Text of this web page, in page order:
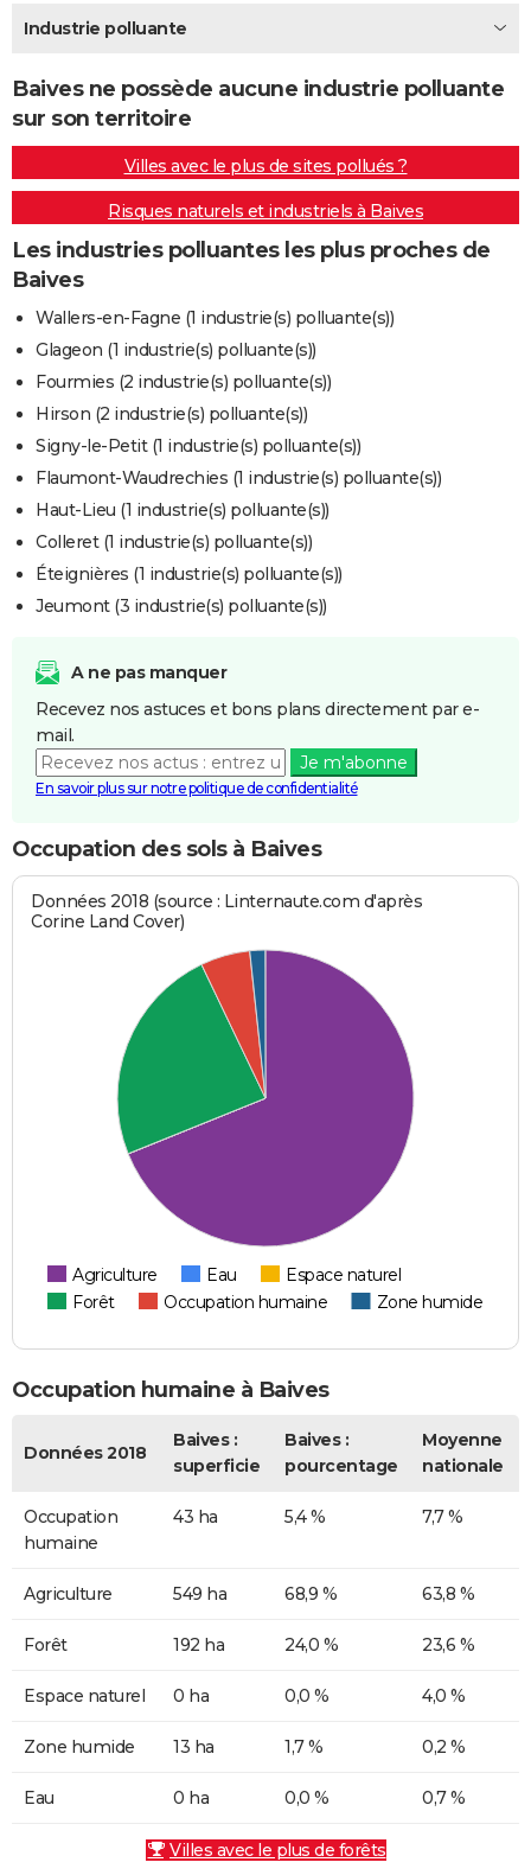
Destinations
City break
Voyage nature
Voyage de noces
Forum
Climat
+PHOTO
GUIDES D'ACHAT
BONS PLANS
CARTE DE VOEUX
Carte de Noël
Carte Bonne année
Carte Saint-Valentin
Carte d'anniversaire
DICTIONNAIRE
Dictionnaire
Biographies
Citations
Expressions
Proverbes
PROGRAMME TV
COPAINS D'AVANT
S'inscrire
Se connecter
Lycées
Collèges
Primaires
Universités
Entreprises
Service militaire
Avis de recherche
AVIS DE DÉCÈS
FORUM
Bricolage
Lifestyle
Culture
Sport
Auto
Television
Voyage
Cinema
Industrie polluante
Baives ne possède aucune industrie polluante
sur son territoire
Villes avec le plus de sites pollués ?
Risques naturels et industriels à Baives
Les industries polluantes les plus proches de
Baives
Wallers-en-Fagne (1 industrie(s) polluante(s))
Glageon (1 industrie(s) polluante(s))
Fourmies (2 industrie(s) polluante(s))
Hirson (2 industrie(s) polluante(s))
Signy-le-Petit (1 industrie(s) polluante(s))
Flaumont-Waudrechies (1 industrie(s) polluante(s))
Haut-Lieu (1 industrie(s) polluante(s))
Colleret (1 industrie(s) polluante(s))
Éteignières (1 industrie(s) polluante(s))
Jeumont (3 industrie(s) polluante(s))
A ne pas manquer
Recevez nos astuces et bons plans directement par e-
mail.
Je m'abonne
En savoir plus sur notre politique de confidentialité
Occupation des sols à Baives
Données 2018 (source : Linternaute.com d'après
Corine Land Cover)
Agriculture Eau
Espace naturel
Forêt
Occupation humaine Zone humide
Occupation humaine à Baives
Données 2018
Baives :
superficie
Baives :
pourcentage
Moyenne
nationale
Occupation
humaine
43 ha 5,4 % 7,7 %
Agriculture 549 ha 68,9 % 63,8 %
Forêt 192 ha 24,0 % 23,6 %
Espace naturel 0 ha 0,0 % 4,0 %
Zone humide 13 ha 1,7 % 0,2 %
Eau 0 ha 0,0 % 0,7 %
Villes avec le plus de forêts